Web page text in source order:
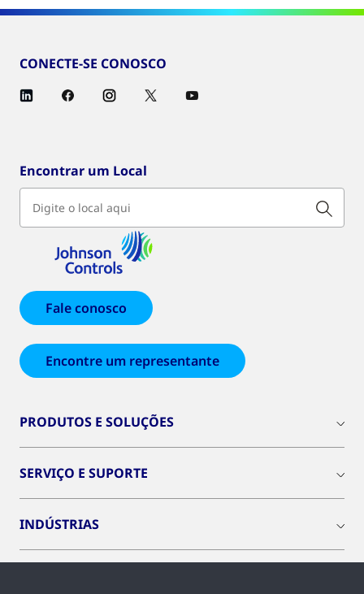
CONECTE-SE CONOSCO
Encontrar um Local
Fale conosco
Encontre um representante
PRODUTOS E SOLUÇÕES
SERVIÇO E SUPORTE
INDÚSTRIAS